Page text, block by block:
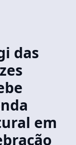
das
em